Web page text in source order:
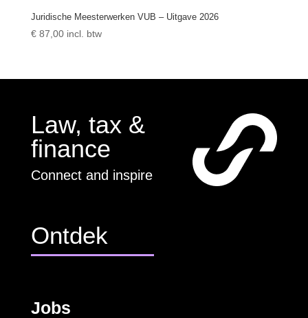
Juridische Meesterwerken VUB – Uitgave 2026
€87,00 incl. btw
Law, tax &
finance
Connect and inspire
Ontdek
Jobs